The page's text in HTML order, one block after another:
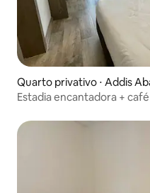
Quarto privativo ⋅ Addis
Estadia encantadora +